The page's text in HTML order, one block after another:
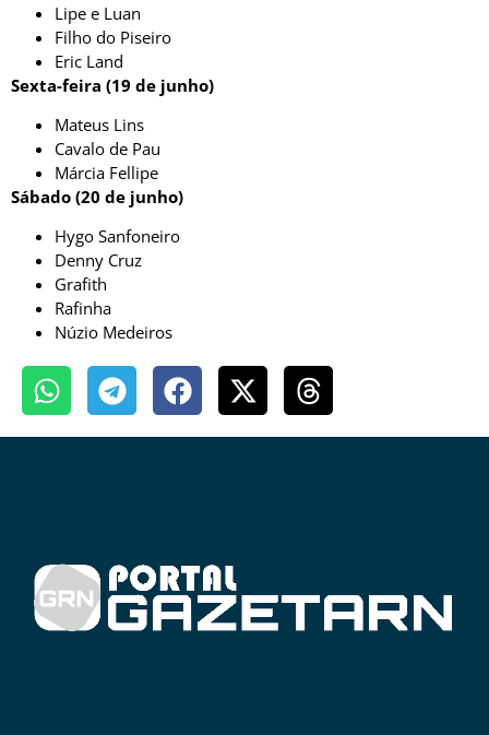
Lipe e Luan
Filho do Piseiro
Eric Land
Sexta-feira (19 de junho)
Mateus Lins
Cavalo de Pau
Márcia Fellipe
Sábado (20 de junho)
Hygo Sanfoneiro
Denny Cruz
Grafith
Rafinha
Núzio Medeiros